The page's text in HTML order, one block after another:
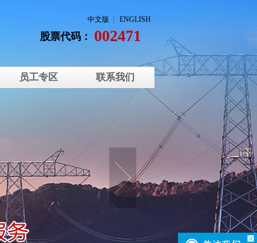
中文版 ENGLISH
股票代码： 002471
员工专区 联系我们